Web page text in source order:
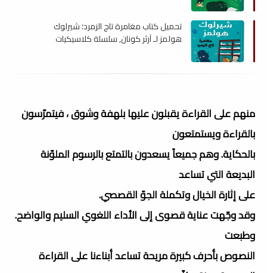
تحميل كتاب مغامرة تاج الزمرد؛ شيرلوك
هولمز لـ آرثر كونان, سلسلة كلاسيكيات
منهم على القراءة يقبلون عليها بلهفة وشوق ، فيتمرّسون
بالقراءة ويستمتعون
بالحكاية. وهم جميعاً يسعدون بالتمتع بالرسوم الملوّنة
البديعة التي تساعد
على إثارة الخيال وتكملة الجوّ القصصي.
وقد وجّهت عناية قصوى إلى الأداء اللغوي السليم والواضح.
وطبعت
النصوص بأحرف كبيرة مريحة تساعد أبناءنا على القراءة